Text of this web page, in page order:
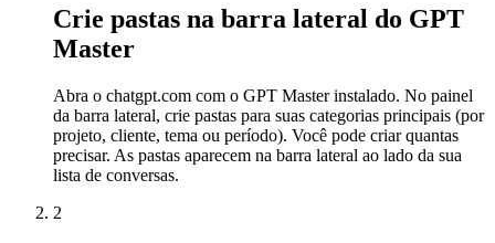
Crie pastas na barra lateral do GPT
Master
Abra o chatgpt.com com o GPT Master instalado. No painel
da barra lateral, crie pastas para suas categorias principais (por
projeto, cliente, tema ou período). Você pode criar quantas
precisar. As pastas aparecem na barra lateral ao lado da sua
lista de conversas.
2